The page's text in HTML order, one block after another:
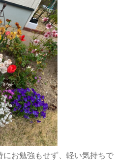
お勉強もせず、軽い気持ちで